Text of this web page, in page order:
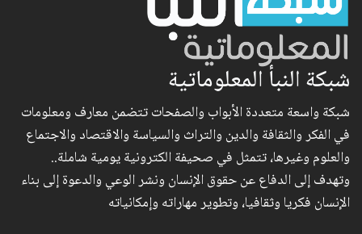
شبكة النبأ المعلوماتية
شبكة واسعة متعددة الأبواب والصفحات تتضمن معارف ومعلومات
في الفكر والثقافة والدين والتراث والسياسة والاقتصاد والاجتماع
والعلوم وغيرها، تتمثل في صحيفة الكترونية يومية شاملة..
وتهدف إلى الدفاع عن حقوق الإنسان ونشر الوعي والدعوة إلى بناء
الإنسان فكريا وثقافيا، وتطوير مهاراته وإمكانياته